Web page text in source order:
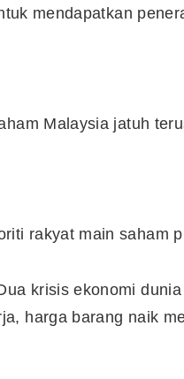
mendapatkan
Malaysia jatuh
rakyat main saham
krisis ekonomi
harga barang naik